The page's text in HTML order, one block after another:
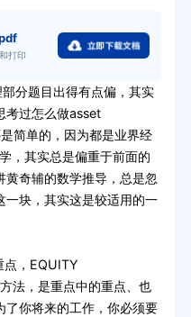
打印
分题目出得有点偏，其实
考过怎么做asset
简单的，因为都是业界经
，其实总是偏重于前面的
奇辅的数学推导，总是忽
一块，其实这是较适用的一
，EQUITY
法，是重点中的重点、也
了你将来的工作，你必须要